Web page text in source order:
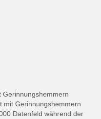
Gerinnungshemmern
mit Gerinnungshemmern
Datenfeld während der